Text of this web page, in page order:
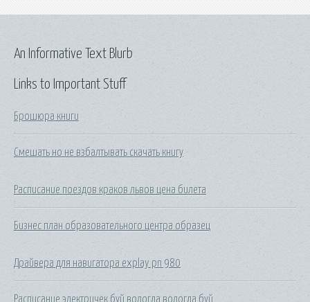
Links to Important Stuff
Брошюра книги
Смешать но не взбалтывать скачать книгу
Расписание поездов краков львов цена билета
Бизнес план образовательного центра образец
Драйвера для навигатора explay pn 980
Расписание электричек буй вологда вологда буй
An Informative Text Blurb